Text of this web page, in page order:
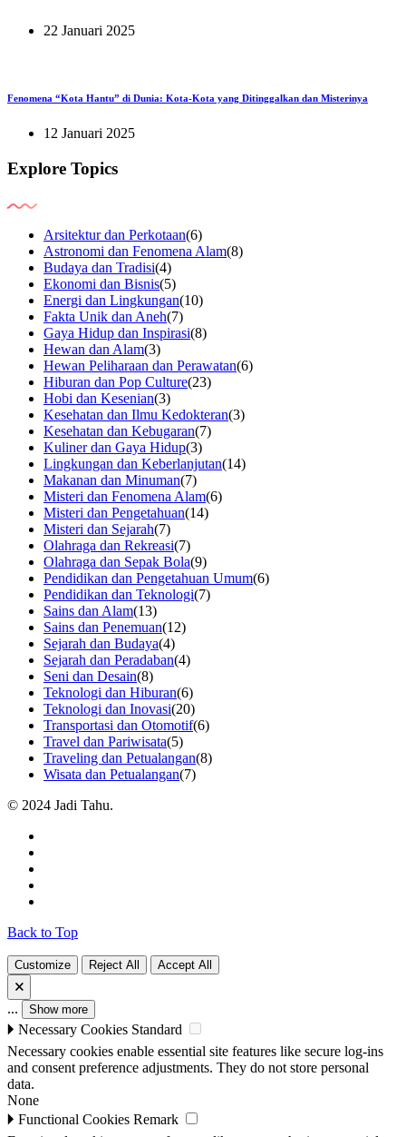
22 Januari 2025
Fenomena “Kota Hantu” di Dunia: Kota-Kota yang Ditinggalkan dan Misterinya
12 Januari 2025
Explore Topics
Arsitektur dan Perkotaan(6)
Astronomi dan Fenomena Alam(8)
Budaya dan Tradisi(4)
Ekonomi dan Bisnis(5)
Energi dan Lingkungan(10)
Fakta Unik dan Aneh(7)
Gaya Hidup dan Inspirasi(8)
Hewan dan Alam(3)
Hewan Peliharaan dan Perawatan(6)
Hiburan dan Pop Culture(23)
Hobi dan Kesenian(3)
Kesehatan dan Ilmu Kedokteran(3)
Kesehatan dan Kebugaran(7)
Kuliner dan Gaya Hidup(3)
Lingkungan dan Keberlanjutan(14)
Makanan dan Minuman(7)
Misteri dan Fenomena Alam(6)
Misteri dan Pengetahuan(14)
Misteri dan Sejarah(7)
Olahraga dan Rekreasi(7)
Olahraga dan Sepak Bola(9)
Pendidikan dan Pengetahuan Umum(6)
Pendidikan dan Teknologi(7)
Sains dan Alam(13)
Sains dan Penemuan(12)
Sejarah dan Budaya(4)
Sejarah dan Peradaban(4)
Seni dan Desain(8)
Teknologi dan Hiburan(6)
Teknologi dan Inovasi(20)
Transportasi dan Otomotif(6)
Travel dan Pariwisata(5)
Traveling dan Petualangan(8)
Wisata dan Petualangan(7)
© 2024 Jadi Tahu.
Back to Top
Customize Reject All
Accept All
🗙
... Show more
🞂 Necessary Cookies Standard
Necessary cookies enable essential site features like secure log-ins
and consent preference adjustments. They do not store personal
data.
None
🞂 Functional Cookies Remark